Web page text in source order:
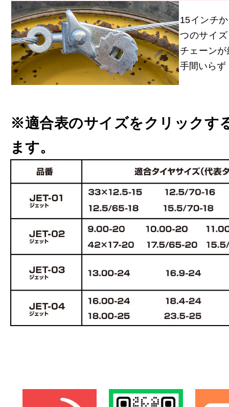
15インチ
つのサイ
チェーン
手間いらず
※適合表のサイズをクリックす
ます。